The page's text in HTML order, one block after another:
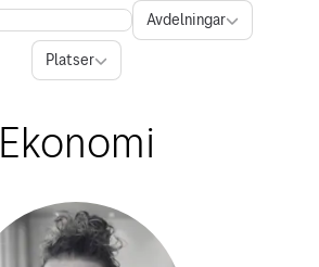
Avdelningar
Avdelningar
Platser
Platser
Ekonomi